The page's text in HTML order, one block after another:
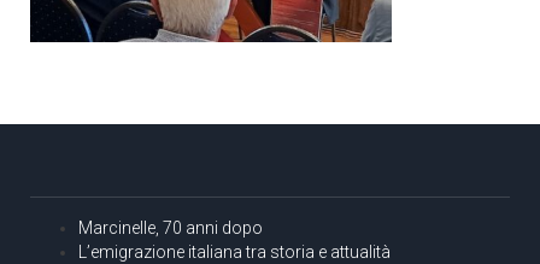
Marcinelle, 70 anni dopo
L’emigrazione italiana tra storia e attualità